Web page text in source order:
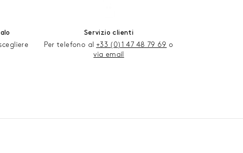
Servizio clienti
Per telefono al +33 (0)1 47 48 79 69 o
via email